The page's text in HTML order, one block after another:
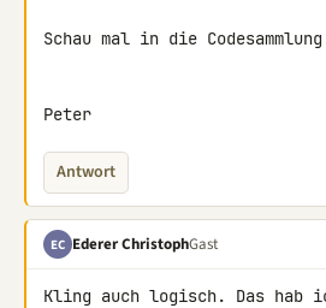
Schau mal in die
Peter
Antwort
EC Ederer ChristophGast
Kling auch logisch. Das hab